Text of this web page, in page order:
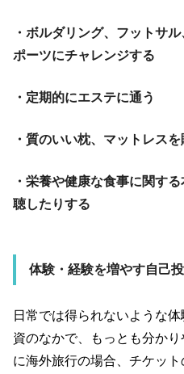
・ボルダリング、フットサ
ポーツにチャレンジする
・定期的にエステに通う
・質のいい枕、マットレス
・栄養や健康な食事に関す
聴したりする
体験・経験を増やす自己
日常では得られないような
資のなかで、もっとも分か
に海外旅行の場合、チケッ